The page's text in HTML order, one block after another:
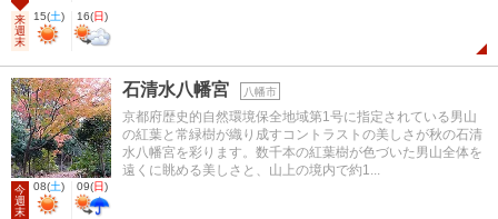
来
週
末
15(土) 16(日)
今
週
末
08(土) 09(日)
石清水八幡宮 八幡市
京都府歴史的自然環境保全地域第1号に指定されている男山
の紅葉と常緑樹が織り成すコントラストの美しさが秋の石清
水八幡宮を彩ります。数千本の紅葉樹が色づいた男山全体を
遠くに眺める美しさと、山上の境内で約1...